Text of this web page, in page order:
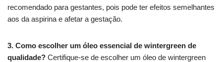
recomendado para gestantes, pois pode ter efeitos semelhantes
aos da aspirina e afetar a gestação.
3. Como escolher um óleo essencial de wintergreen de
qualidade? Certifique-se de escolher um óleo de wintergreen